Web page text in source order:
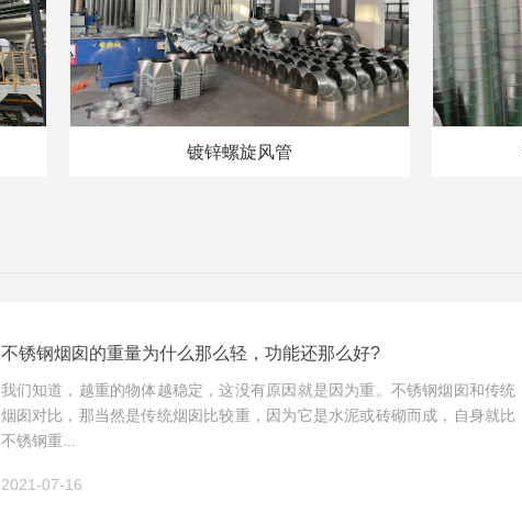
镀锌螺旋风管
不锈钢烟囱的重量为什么那么轻，功能还那么好?
我们知道，越重的物体越稳定，这没有原因就是因为重。不锈钢烟囱和传统
烟囱对比，那当然是传统烟囱比较重，因为它是水泥或砖砌而成，自身就比
不锈钢重...
2021-07-16